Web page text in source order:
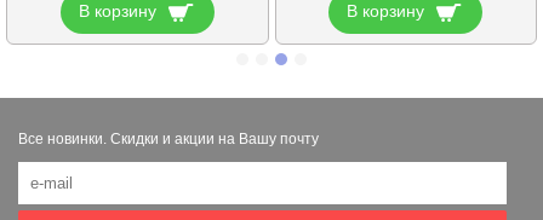
В корзину В корзину
Все новинки. Скидки и акции на Вашу почту